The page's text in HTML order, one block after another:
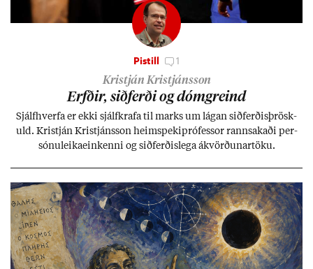
Pistill 1
Kristján Kristjánsson
Erfð­ir, sið­ferði og dómgreind
Sjálf­hverfa er ekki sjálf­krafa til marks um lág­an sið­ferð­is­þrösk­
uld. Kristján Kristjáns­son heim­speki­pró­fess­or rann­sak­aði per­
sónu­leika­ein­kenni og sið­ferð­is­lega ákvörð­un­ar­töku.